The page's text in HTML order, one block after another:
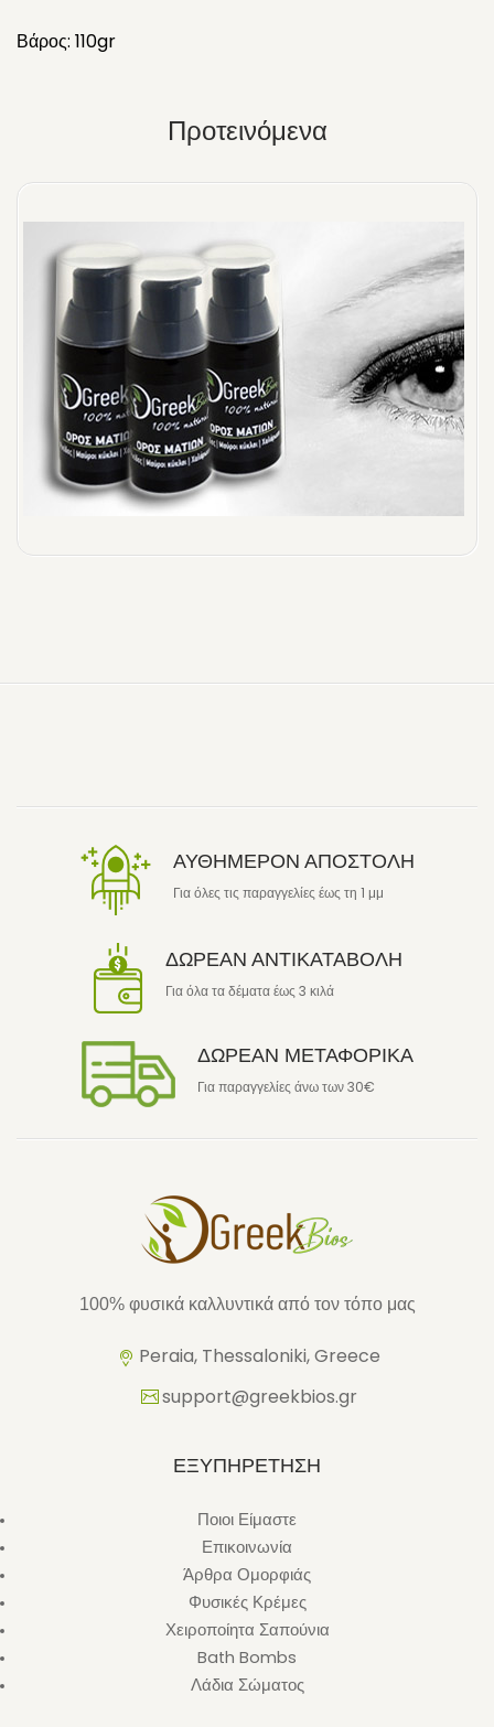
Βάρος: 110gr
Προτεινόμενα
ΑΥΘΗΜΕΡΟΝ ΑΠΟΣΤΟΛΗ
Για όλες τις παραγγελίες έως τη 1 μμ
ΔΩΡΕΑΝ ΑΝΤΙΚΑΤΑΒΟΛΗ
Για όλα τα δέματα έως 3 κιλά
ΔΩΡΕΑΝ ΜΕΤΑΦΟΡΙΚΑ
Για παραγγελίες άνω των 30€
100% φυσικά καλλυντικά από τον τόπο μας
Peraia, Thessaloniki, Greece
support@greekbios.gr
ΕΞΥΠΗΡΕΤΗΣΗ
Ποιοι Είμαστε
Επικοινωνία
Άρθρα Ομορφιάς
Φυσικές Κρέμες
Χειροποίητα Σαπούνια
Bath Bombs
Λάδια Σώματος